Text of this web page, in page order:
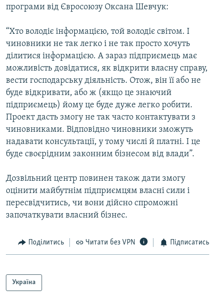
програми від Євросоюзу Оксана Шевчук:
“Хто володіє інформацією, той володіє світом. І
чиновники не так легко і не так просто хочуть
ділитися інформацією. А зараз підприємець має
можливість довідатися, як відкрити власну справу,
вести господарську діяльність. Отож, він її або не
буде відкривати, або ж (якщо це знаючий
підприємець) йому це буде дуже легко робити.
Проект дасть змогу не так часто контактувати з
чиновниками. Відповідно чиновники зможуть
надавати консультації, у тому числі й платні. І це
буде своєрідним законним бізнесом від влади”.
Дозвільний центр повинен також дати змогу
оцінити майбутнім підприємцям власні сили і
пересвідчитись, чи вони дійсно спроможні
започаткувати власний бізнес.
Поділитись Читати без VPN Підписатись
Україна